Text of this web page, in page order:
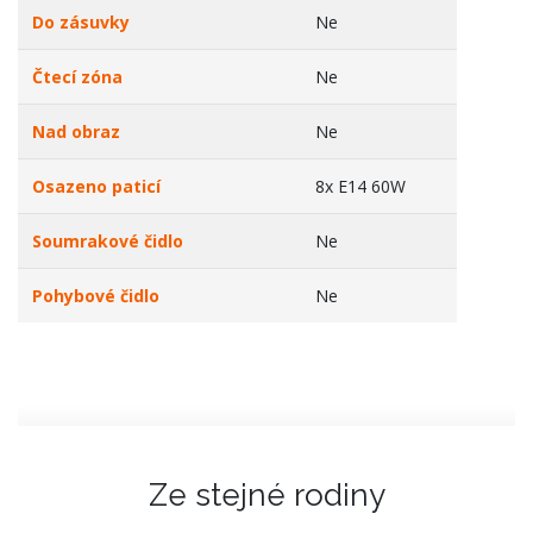
Do zásuvky Ne
Čtecí zóna Ne
Nad obraz Ne
Osazeno paticí 8x E14 60W
Soumrakové čidlo Ne
Pohybové čidlo Ne
Ze stejné rodiny